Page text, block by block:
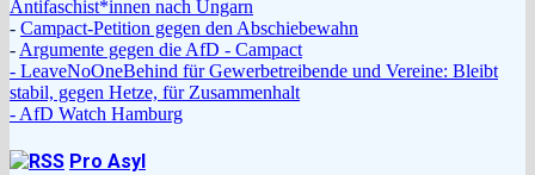
Antifaschist*innen nach Ungarn
- Campact-Petition gegen den Abschiebewahn
- Argumente gegen die AfD - Campact
- LeaveNoOneBehind für Gewerbetreibende und Vereine: Bleibt
stabil, gegen Hetze, für Zusammenhalt
- AfD Watch Hamburg
Pro Asyl